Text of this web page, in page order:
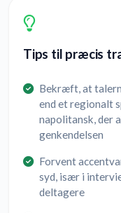
Tips til præcis
Bekræft, at
end et regionalt
napolitansk, der
genkendelsen
Forvent
syd, især i
deltagere